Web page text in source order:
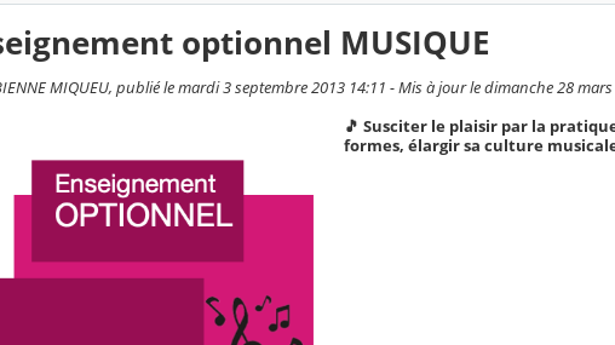
optionnel MUSIQUE
MIQUEU, publié le mardi 3 septembre 2013 14:11 - Mis à jour le dimanche 28
🎵 Susciter le plaisir par la
formes, élargir sa culture